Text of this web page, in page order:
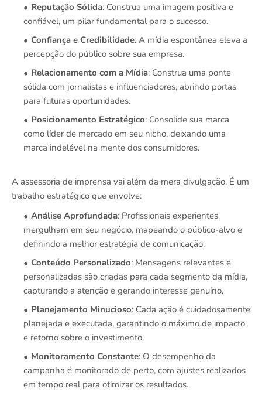
Reputação Sólida: Construa uma imagem positiva e
confiável, um pilar fundamental para o sucesso.
Confiança e Credibilidade: A mídia espontânea eleva a
percepção do público sobre sua empresa.
Relacionamento com a Mídia: Construa uma ponte
sólida com jornalistas e influenciadores, abrindo portas
para futuras oportunidades.
Posicionamento Estratégico: Consolide sua marca
como líder de mercado em seu nicho, deixando uma
marca indelével na mente dos consumidores.
A assessoria de imprensa vai além da mera divulgação. É um
trabalho estratégico que envolve:
Análise Aprofundada: Profissionais experientes
mergulham em seu negócio, mapeando o público-alvo e
definindo a melhor estratégia de comunicação.
Conteúdo Personalizado: Mensagens relevantes e
personalizadas são criadas para cada segmento da mídia,
capturando a atenção e gerando interesse genuíno.
Planejamento Minucioso: Cada ação é cuidadosamente
planejada e executada, garantindo o máximo de impacto
e retorno sobre o investimento.
Monitoramento Constante: O desempenho da
campanha é monitorado de perto, com ajustes realizados
em tempo real para otimizar os resultados.